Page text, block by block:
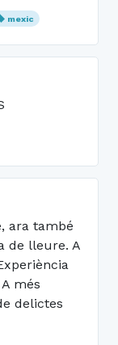
mexic
ara també
de lleure. A
més
delictes